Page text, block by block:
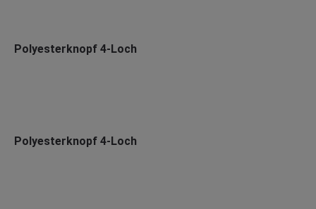
Polyesterknopf 4-Loch
Polyesterknopf 4-Loch